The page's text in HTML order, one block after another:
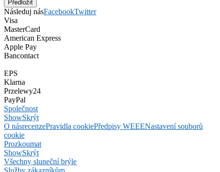
Následuj násFacebookTwitter
Visa
MasterCard
American Express
Apple Pay
Bancontact
EPS
Klarna
Przelewy24
PayPal
Společnost
ShowSkrýt
O násrecenzePravidla cookiePředpisy WEEENastavení souborů
cookie
Prozkoumat
ShowSkrýt
Všechny sluneční brýle